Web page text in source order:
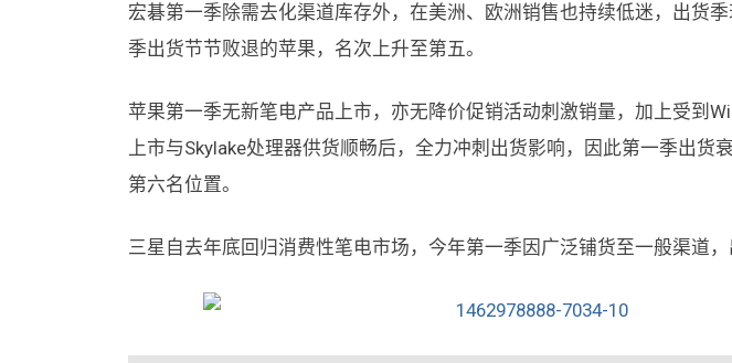
宏碁第一季除需去化渠道库存外，在美洲、欧洲销售也持续低迷，出货
季出货节节败退的苹果，名次上升至第五。
苹果第一季无新笔电产品上市，亦无降价促销活动刺激销量，加上受到
上市与Skylake处理器供货顺畅后，全力冲刺出货影响，因此第一季出货
第六名位置。
三星自去年底回归消费性笔电市场，今年第一季因广泛铺货至一般渠道，